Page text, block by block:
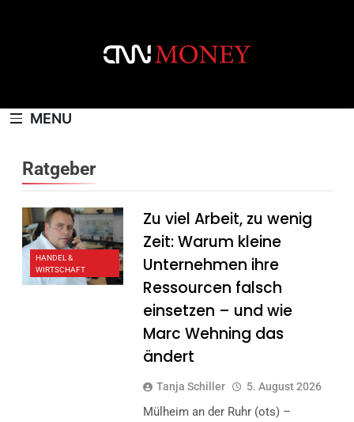
MENU
Ratgeber
HANDEL &
WIRTSCHAFT
Zu viel Arbeit, zu wenig
Zeit: Warum kleine
Unternehmen ihre
Ressourcen falsch
einsetzen – und wie
Marc Wehning das
ändert
Tanja Schiller 5. August 2026
Mülheim an der Ruhr (ots) –